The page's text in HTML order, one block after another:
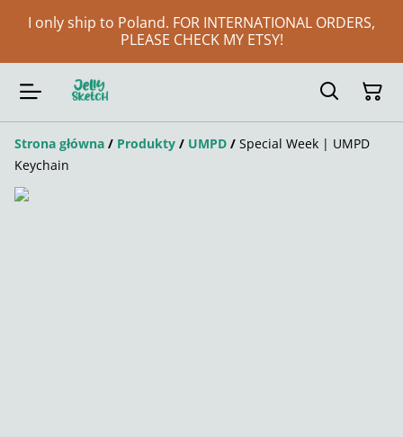
I only ship to Poland. FOR INTERNATIONAL ORDERS,
PLEASE CHECK MY ETSY!
Strona główna / Produkty / UMPD / Special Week | UMPD
Keychain